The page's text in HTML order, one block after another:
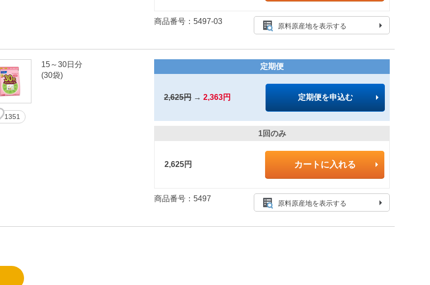
商品番号：5497-03
原料原産地を表示する
15～30日分
(30袋)
1351
定期便
2,625円 → 2,363円 定期便を申込む
1回のみ
2,625円 カートに入れる
商品番号：5497
原料原産地を表示する